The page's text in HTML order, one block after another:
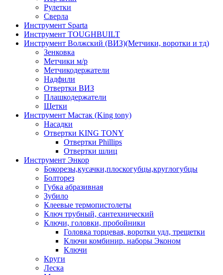
Рулетки
Сверла
Инструмент Sparta
Инструмент TOUGHBUILT
Инструмент Волжский (ВИЗ)(Метчики, воротки и тд)
Зенковка
Метчики м/р
Метчикодержатели
Надфили
Отвертки ВИЗ
Плашкодержатели
Щетки
Инструмент Мастак (King tony)
Насадки
Отвертки KING TONY
Отвертки Phillips
Отвертки шлиц
Инструмент Энкор
Бокорезы,кусачки,плоскогубцы,круглогубцы
Болторез
Губка абразивная
Зубило
Клеевые термопистолеты
Ключ трубный, сантехнический
Ключи, головки, пробойники
Головка торцевая, воротки удл, трещетки
Ключи комбинир. наборы Эконом
Ключи
Круги
Леска